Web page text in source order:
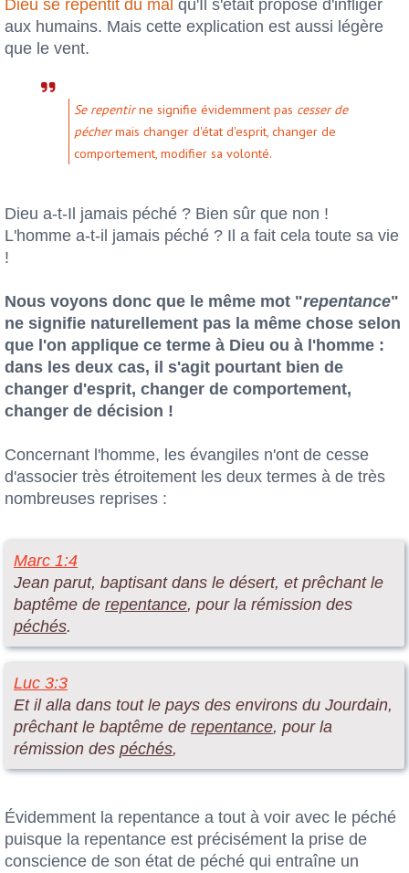
Dieu se repentit du mal qu'Il s'était proposé d'infliger
aux humains. Mais cette explication est aussi légère
que le vent.
Se repentirne signifie évidemment pas cesser de
péchermais changer d'état d'esprit, changer de
comportement, modifier sa volonté.
Dieu a-t-Il jamais péché ? Bien sûr que non !
L'homme a-t-il jamais péché ? Il a fait cela toute sa vie
!
Nous voyons donc que le même mot "repentance"
ne signifie naturellement pas la même chose selon
que l'on applique ce terme à Dieu ou à l'homme :
dans les deux cas, il s'agit pourtant bien de
changer d'esprit, changer de comportement,
changer de décision !
Concernant l'homme, les évangiles n'ont de cesse
d'associer très étroitement les deux termes à de très
nombreuses reprises :
Marc 1:4
Jean parut, baptisant dans le désert, et prêchant le
baptême de repentance, pour la rémission des
péchés.
Luc 3:3
Et il alla dans tout le pays des environs du Jourdain,
prêchant le baptême de repentance, pour la
rémission des péchés,
Évidemment la repentance a tout à voir avec le péché
puisque la repentance est précisément la prise de
conscience de son état de péché qui entraîne un